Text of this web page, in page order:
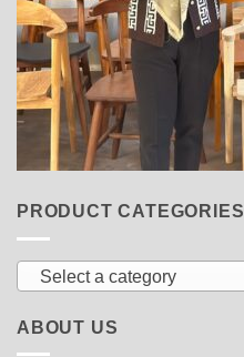
PRODUCT CATEGORIES
Select a category
ABOUT US